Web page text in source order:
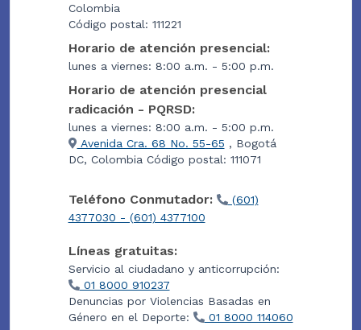
Colombia
Código postal: 111221
Horario de atención presencial:
lunes a viernes: 8:00 a.m. - 5:00 p.m.
Horario de atención presencial
radicación - PQRSD:
lunes a viernes: 8:00 a.m. - 5:00 p.m.
Avenida Cra. 68 No. 55-65 , Bogotá
DC, Colombia Código postal: 111071
Teléfono Conmutador:
(601)
4377030 - (601) 4377100
Líneas gratuitas:
Servicio al ciudadano y anticorrupción:
01 8000 910237
Denuncias por Violencias Basadas en
Género en el Deporte:
01 8000 114060